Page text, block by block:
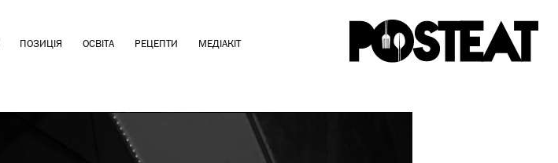
ПОЗИЦІЯ ОСВІТА РЕЦЕПТИ МЕДІАКІТ